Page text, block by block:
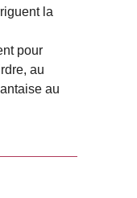
la
pour
au
au